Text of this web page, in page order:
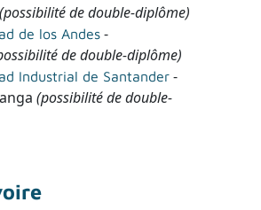
(possibilité de double-diplôme)
de los Andes-
de double-diplôme)
Industrial de Santander-
(possibilité de double-